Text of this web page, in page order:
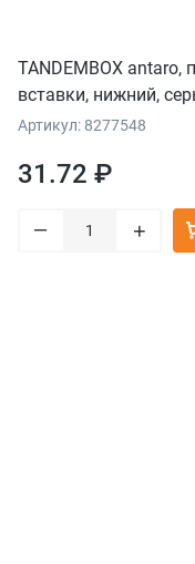
TANDEMBOX antaro,
вставки, нижний,
симм
Артикул: 8277548
31.72 ₽
– +